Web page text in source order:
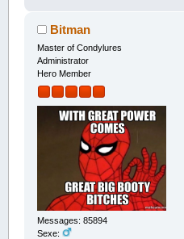
Bitman
Master of Condylures
Administrator
Hero Member
Messages: 85894
Sexe: